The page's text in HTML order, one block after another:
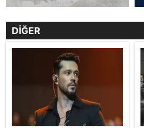
DİĞER